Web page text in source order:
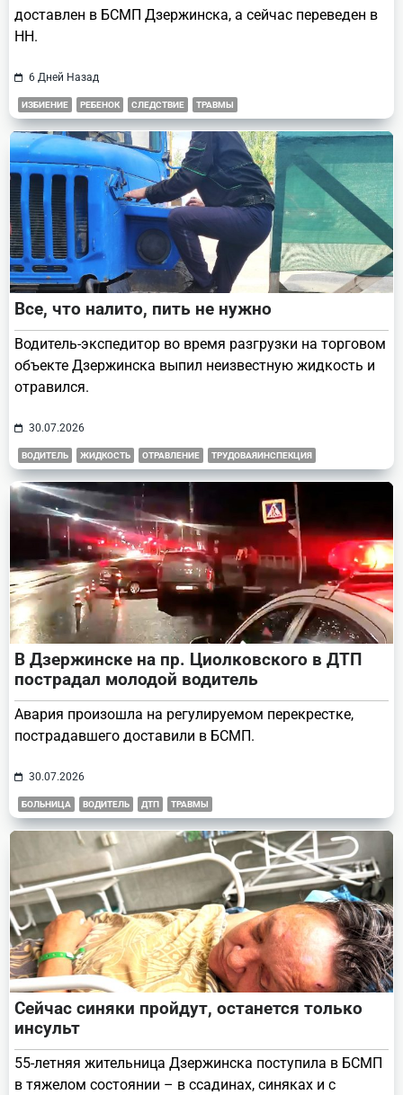
доставлен в БСМП Дзержинска, а сейчас переведен в
НН.
6 Дней Назад
ИЗБИЕНИЕ РЕБЕНОК СЛЕДСТВИЕ ТРАВМЫ
Все, что налито, пить не нужно
Водитель-экспедитор во время разгрузки на торговом
объекте Дзержинска выпил неизвестную жидкость и
отравился.
30.07.2026
ВОДИТЕЛЬ ЖИДКОСТЬ ОТРАВЛЕНИЕ ТРУДОВАЯИНСПЕКЦИЯ
В Дзержинске на пр. Циолковского в ДТП
пострадал молодой водитель
Авария произошла на регулируемом перекрестке,
пострадавшего доставили в БСМП.
30.07.2026
БОЛЬНИЦА ВОДИТЕЛЬ ДТП ТРАВМЫ
Сейчас синяки пройдут, останется только
инсульт
55-летняя жительница Дзержинска поступила в БСМП
в тяжелом состоянии – в ссадинах, синяках и с